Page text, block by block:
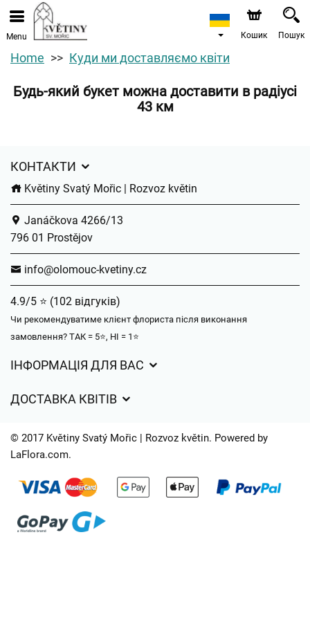
Menu Кошик Пошук
Home Куди ми доставляємо квіти
Будь-який букет можна доставити в радіусі
43 км
КОНТАКТИ
Květiny Svatý Mořic | Rozvoz květin
Janáčkova 4266/13
796 01 Prostějov
info@olomouc-kvetiny.cz
4.9/5 ⭐ (102 відгуків)
Чи рекомендуватиме клієнт флориста після виконання
замовлення? ТАК = 5⭐, НІ = 1⭐
ІНФОРМАЦІЯ ДЛЯ ВАС
Захист персональних даних
Час доставки квітів – огляд можливостей
ДОСТАВКА КВІТІВ
Куди ми доставляємо квіти
Контакти
© 2017 Květiny Svatý Mořic | Rozvoz květin. Powered by
LaFlora.com.